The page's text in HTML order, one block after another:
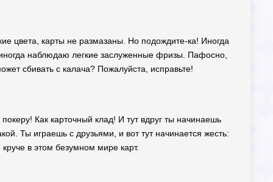
цвета, карты не размазаны. Но подождите-ка! Иногда
наблюдаю легкие заслуженные фризы. Пафосно,
сбивать с калача? Пожалуйста, исправьте!
Как карточный клад! И тут вдруг ты начинаешь
Ты играешь с друзьями, и вот тут начинается жесть:
в этом безумном мире карт.